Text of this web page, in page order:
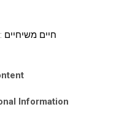
חיים משיחיים
Information